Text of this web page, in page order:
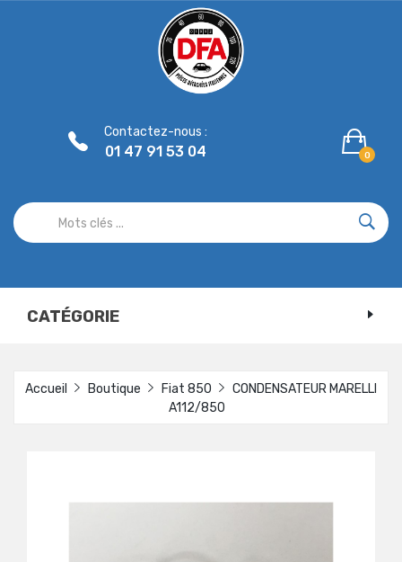
0
Contactez-nous :
01 47 91 53 04
CATÉGORIE
Accueil Boutique Fiat 850
CONDENSATEUR MARELLI
A112/850
Panneau de gestion des cookies